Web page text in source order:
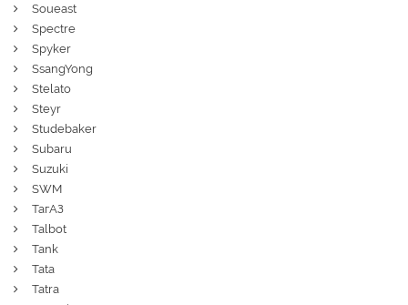
Soueast
Spectre
Spyker
SsangYong
Stelato
Steyr
Studebaker
Subaru
Suzuki
SWM
ТагАЗ
Talbot
Tank
Tata
Tatra